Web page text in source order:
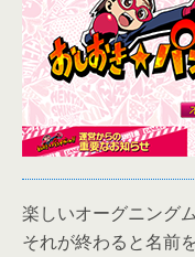
楽しいオーグニング
それが終わると名前